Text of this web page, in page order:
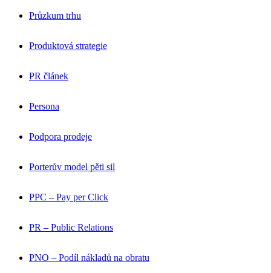
Průzkum trhu
Produktová strategie
PR článek
Persona
Podpora prodeje
Porterův model pěti sil
PPC – Pay per Click
PR – Public Relations
PNO – Podíl nákladů na obratu